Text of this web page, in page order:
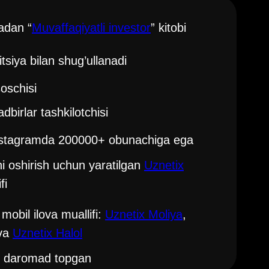
“Muvaffaqiyatli investor” kitobi
bilan shug’ullanadi
oshirish uchun yaratilgan Uznetix
ilova muallifi: Uznetix Moliya,
Uznetix Halol
tashkilotchisi
200000+ obunachiga ega
topgan